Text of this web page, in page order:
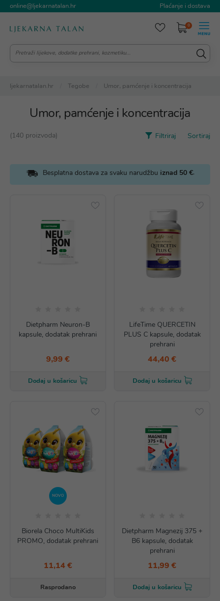
online@ljekarnatalan.hr Plaćanje i dostava
0
ljekarnatalan.hr Tegobe Umor, pamćenje i koncentracija
Umor, pamćenje i koncentracija
(140 proizvoda) Filtriraj Sortiraj
Besplatna dostava za svaku narudžbu iznad 50 €.
Dietpharm Neuron-B
kapsule, dodatak prehrani
9,99 €
Dodaj u košaricu
LifeTime QUERCETIN
PLUS C kapsule, dodatak
prehrani
44,40 €
Dodaj u košaricu
NOVO
Biorela Choco MultiKids
PROMO, dodatak prehrani
11,14 €
Rasprodano
Dietpharm Magnezij 375 +
B6 kapsule, dodatak
prehrani
11,99 €
Dodaj u košaricu